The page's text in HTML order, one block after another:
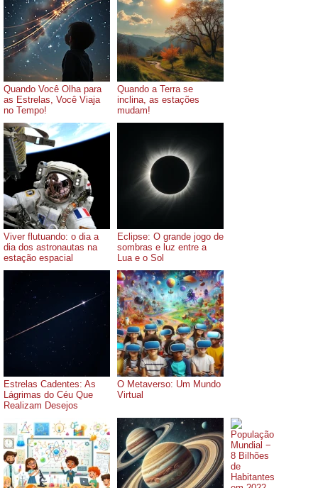
Quando Você Olha para
as Estrelas, Você Viaja
no Tempo!
Quando a Terra se
inclina, as estações
mudam!
Viver flutuando: o dia a
dia dos astronautas na
estação espacial
Eclipse: O grande jogo de
sombras e luz entre a
Lua e o Sol
Estrelas Cadentes: As
Lágrimas do Céu Que
Realizam Desejos
O Metaverso: Um Mundo
Virtual